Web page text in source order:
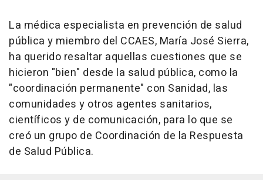
La médica especialista en prevención de salud
pública y miembro del CCAES, María José Sierra,
ha querido resaltar aquellas cuestiones que se
hicieron "bien" desde la salud pública, como la
"coordinación permanente" con Sanidad, las
comunidades y otros agentes sanitarios,
científicos y de comunicación, para lo que se
creó un grupo de Coordinación de la Respuesta
de Salud Pública.